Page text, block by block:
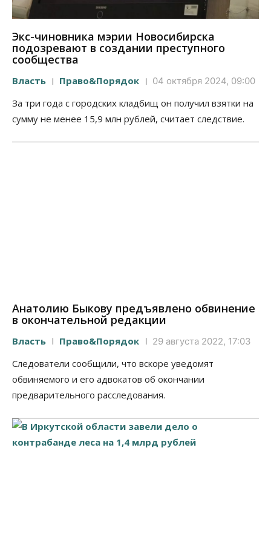
Экс-чиновника мэрии Новосибирска
подозревают в создании преступного
сообщества
Власть Право&Порядок 04 октября 2024, 09:00
За три года с городских кладбищ он получил взятки на
сумму не менее 15,9 млн рублей, считает следствие.
Анатолию Быкову предъявлено обвинение
в окончательной редакции
Власть Право&Порядок 29 августа 2022, 17:03
Следователи сообщили, что вскоре уведомят
обвиняемого и его адвокатов об окончании
предварительного расследования.